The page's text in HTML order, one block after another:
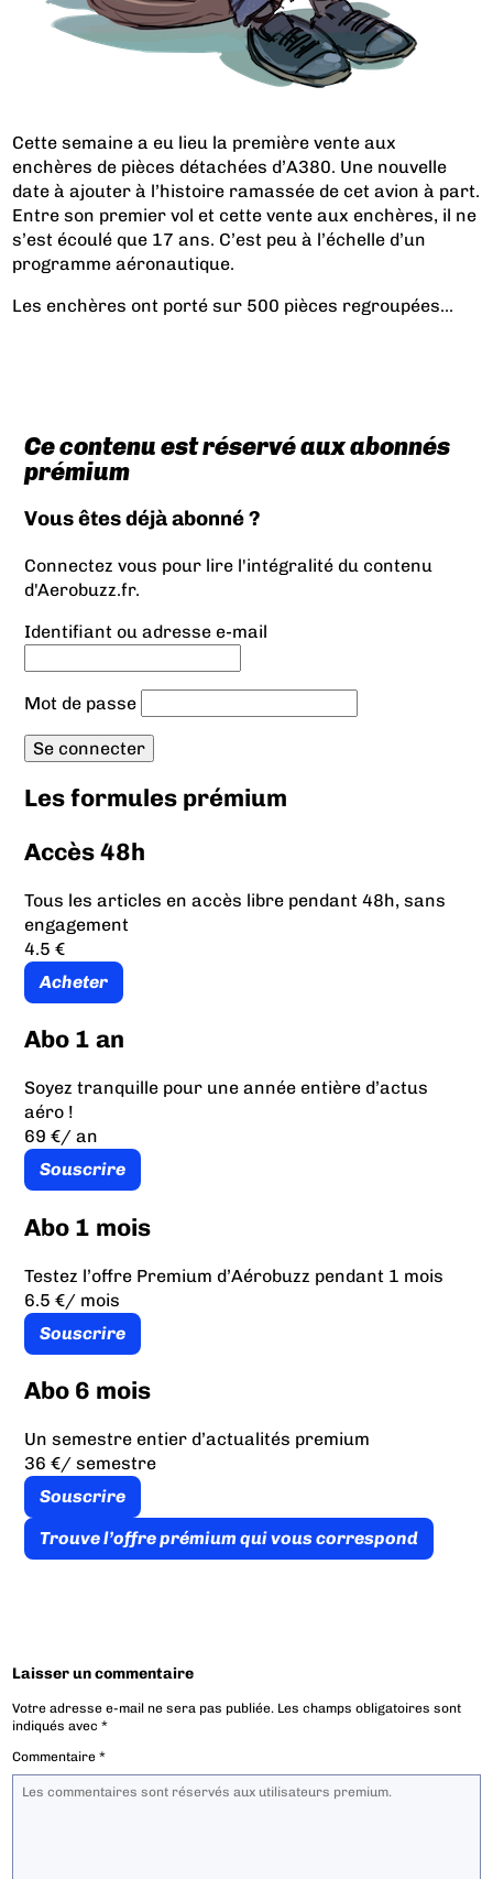
Cette semaine a eu lieu la première vente aux
enchères de pièces détachées d’A380. Une nouvelle
date à ajouter à l’histoire ramassée de cet avion à part.
Entre son premier vol et cette vente aux enchères, il ne
s’est écoulé que 17 ans. C’est peu à l’échelle d’un
programme aéronautique.
Les enchères ont porté sur 500 pièces regroupées...
Ce contenu est réservé aux abonnés
prémium
Vous êtes déjà abonné ?
Connectez vous pour lire l'intégralité du contenu
d'Aerobuzz.fr.
Identifiant ou adresse e-mail
Mot de passe
Les formules prémium
Accès 48h
Tous les articles en accès libre pendant 48h, sans
engagement
4.5 €
Acheter
Abo 1 an
Soyez tranquille pour une année entière d’actus
aéro !
69 €/ an
Souscrire
Abo 1 mois
Testez l’offre Premium d’Aérobuzz pendant 1 mois
6.5 €/ mois
Souscrire
Abo 6 mois
Un semestre entier d’actualités premium
36 €/ semestre
Souscrire
Trouve l’offre prémium qui vous correspond
Laisser un commentaire
Votre adresse e-mail ne sera pas publiée. Les champs obligatoires sont
indiqués avec*
Commentaire*